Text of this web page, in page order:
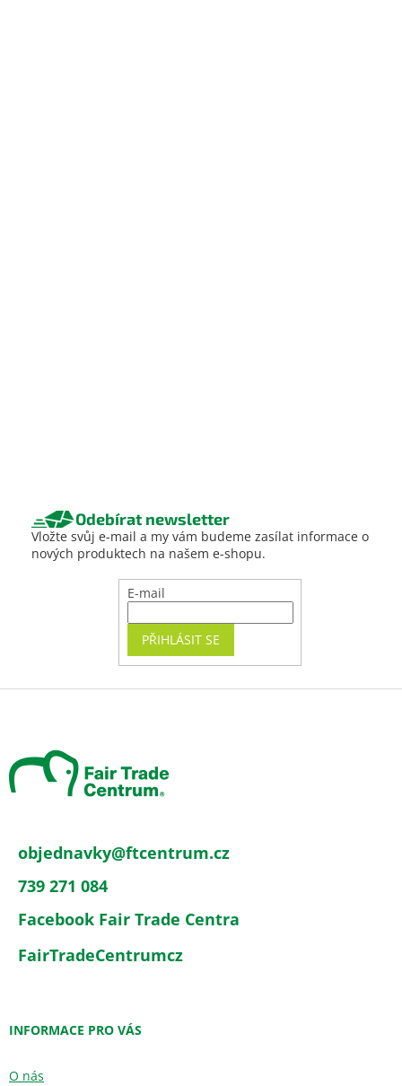
Odebírat newsletter
Vložte svůj e-mail a my vám budeme zasílat informace o
nových produktech na našem e-shopu.
E-mail
PŘIHLÁSIT SE
objednavky@ftcentrum.cz
739 271 084
Facebook Fair Trade Centra
FairTradeCentrumcz
INFORMACE PRO VÁS
O nás